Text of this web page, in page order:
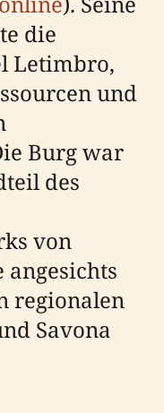
die
Letimbro,
und
Burg war
des
von
angesichts
regionalen
Savona